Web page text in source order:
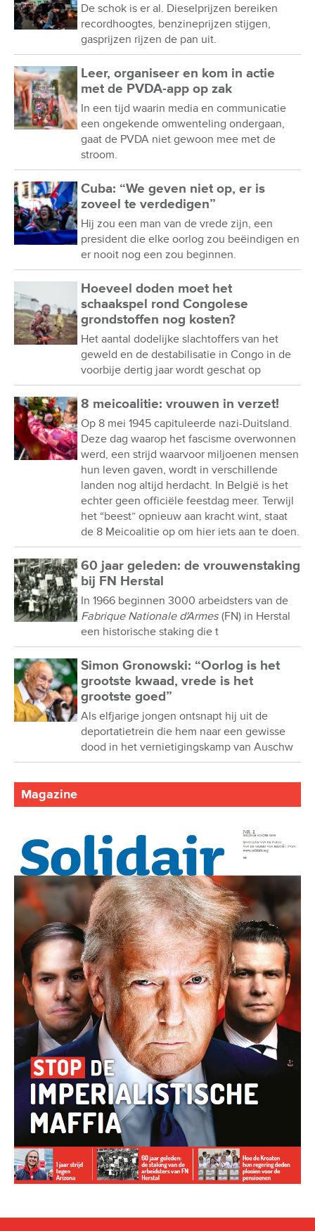
De schok is er al. Dieselprijzen bereiken
recordhoogtes, benzineprijzen stijgen,
gasprijzen rijzen de pan uit.
Leer, organiseer en kom in actie
met de PVDA-app op zak
In een tijd waarin media en communicatie
een ongekende omwenteling ondergaan,
gaat de PVDA niet gewoon mee met de
stroom.
Cuba: “We geven niet op, er is
zoveel te verdedigen”
Hij zou een man van de vrede zijn, een
president die elke oorlog zou beëindigen en
er nooit nog een zou beginnen.
Hoeveel doden moet het
schaakspel rond Congolese
grondstoffen nog kosten?
Het aantal dodelijke slachtoffers van het
geweld en de destabilisatie in Congo in de
voorbije dertig jaar wordt geschat op
8 meicoalitie: vrouwen in verzet!
Op 8 mei 1945 capituleerde nazi-Duitsland.
Deze dag waarop het fascisme overwonnen
werd, een strijd waarvoor miljoenen mensen
hun leven gaven, wordt in verschillende
landen nog altijd herdacht. In België is het
echter geen officiële feestdag meer. Terwijl
het “beest” opnieuw aan kracht wint, staat
de 8 Meicoalitie op om hier iets aan te doen.
60 jaar geleden: de vrouwenstaking
bij FN Herstal
In 1966 beginnen 3000 arbeidsters van de
Fabrique Nationale d'Armes (FN) in Herstal
een historische staking die t
Simon Gronowski: “Oorlog is het
grootste kwaad, vrede is het
grootste goed”
Als elfjarige jongen ontsnapt hij uit de
deportatietrein die hem naar een gewisse
dood in het vernietigingskamp van Auschw
Magazine